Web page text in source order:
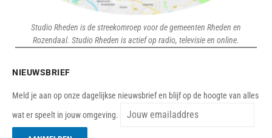
Studio Rheden is de streekomroep voor de gemeenten Rheden en
Rozendaal. Studio Rheden is actief op radio, televisie en online.
NIEUWSBRIEF
Meld je aan op onze dagelijkse nieuwsbrief en blijf op de hoogte van alles
wat er speelt in jouw omgeving.